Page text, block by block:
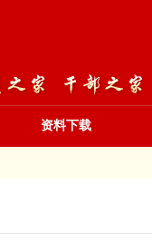
资料下载